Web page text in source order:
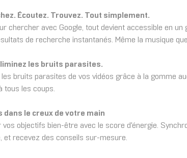
Écoutez. Trouvez. Tout simplement.
chercher avec Google, tout devient accessible en
de recherche instantanés. Même la musique
les bruits parasites.
bruits parasites de vos vidéos grâce à la gomme
tous les coups.
dans le creux de votre main
vos objectifs bien-être avec le score d'énergie.
et recevez des conseils sur-mesure.